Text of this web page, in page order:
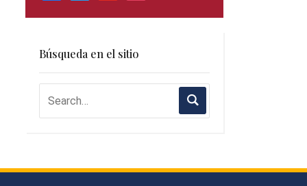
Búsqueda en el sitio